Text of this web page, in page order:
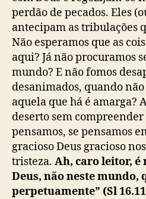
perdão de pecados. Eles
antecipam as tribulações
Não esperamos que as
aqui? Já não procuramos
mundo? E não fomos
desanimados, quando
aquela que há é amarga?
deserto sem compreender
pensamos, se pensamos
gracioso Deus gracioso
tristeza. Ah, caro leitor, é
Deus, não neste mundo,
perpetuamente” (Sl